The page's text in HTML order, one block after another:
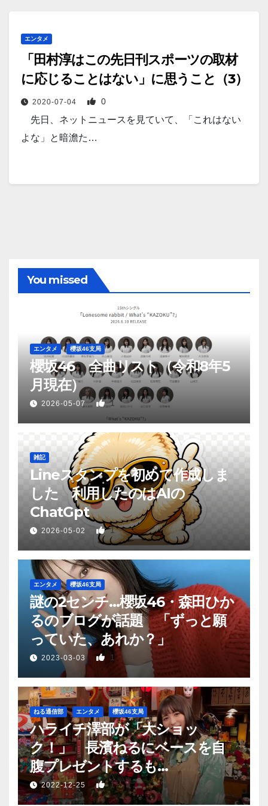
エンタメ
「田村淳はこの先日刊スポーツの取材
に応じることはない」に思うこと（3）
2020-07-04 0
先日、ネットニュースを見ていて、「これはない
よな」と暗澹た…
You missed
エンタメ 櫻坂46支局
櫻坂46 全曲リスト（令和8年5
月現在）
2026-05-07 1
雑記
Lineスタンプを初めて作成しま
した 利用したのはAIの
ChatGpt
2026-05-02 1
エンタメ 櫻坂46支局
謎の2センチ…櫻坂46・森田ひか
るのブログが話題 「ずっと願
っていた、あれか？」
2023-03-03 1
ねる通信部 エンタメ 櫻坂46支局
ハライチ澤部が「大ショッ
ク！」 長濱ねるにベースを自
腹プレゼントするも…
2022-12-25 1